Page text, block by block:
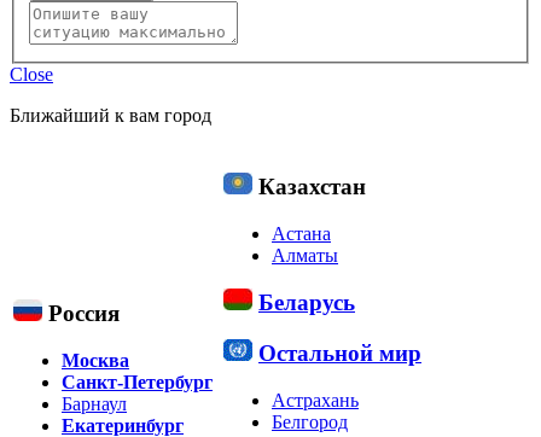
Close
Ближайший к вам город
Россия
Москва
Санкт-Петербург
Барнаул
Екатеринбург
Казахстан
Астана
Алматы
Беларусь
Остальной мир
Астрахань
Белгород